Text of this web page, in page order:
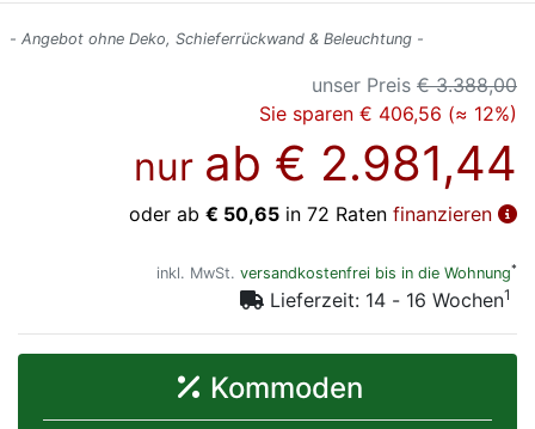
- Angebot ohne Deko, Schieferrückwand & Beleuchtung -
unser Preis € 3.388,00
Sie sparen € 406,56 (≈ 12%)
nur ab € 2.981,44
oder ab € 50,65 in 72 Raten finanzieren
inkl. MwSt. versandkostenfrei bis in die Wohnung*
Lieferzeit: 14 - 16 Wochen1
Kommoden